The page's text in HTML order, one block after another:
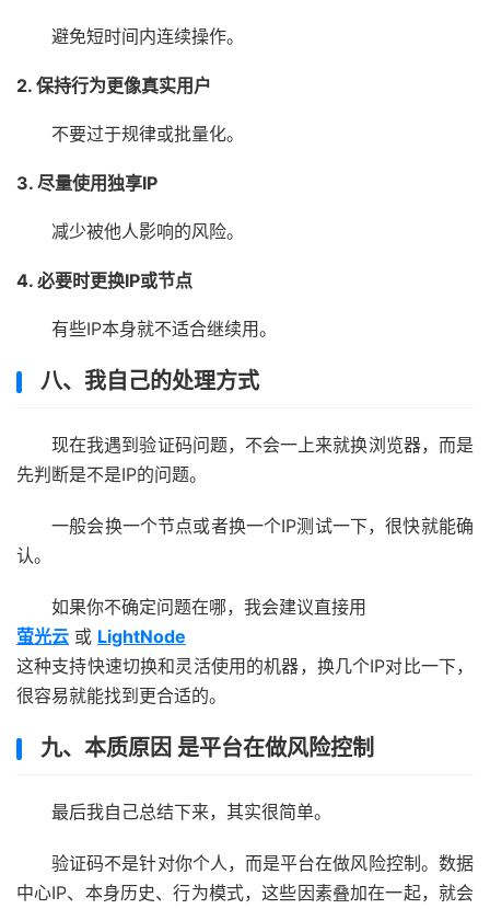
避免短时间内连续操作。
2. 保持行为更像真实用户
不要过于规律或批量化。
3. 尽量使用独享IP
减少被他人影响的风险。
4. 必要时更换IP或节点
有些IP本身就不适合继续用。
八、我自己的处理方式
现在我遇到验证码问题，不会一上来就换浏览器，而是
先判断是不是IP的问题。
一般会换一个节点或者换一个IP测试一下，很快就能确
认。
如果你不确定问题在哪，我会建议直接用
萤光云 或 LightNode
这种支持快速切换和灵活使用的机器，换几个IP对比一下，
很容易就能找到更合适的。
九、本质原因 是平台在做风险控制
最后我自己总结下来，其实很简单。
验证码不是针对你个人，而是平台在做风险控制。数据
中心IP、本身历史、行为模式，这些因素叠加在一起，就会